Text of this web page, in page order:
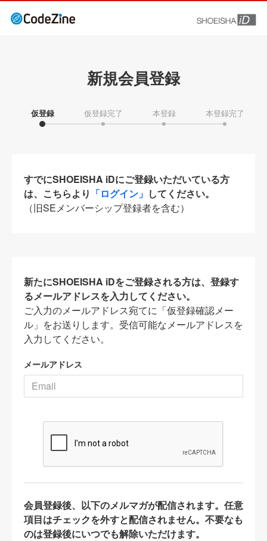
新規会員登録
仮登録 仮登録完了 本登録 本登録完了
すでにSHOEISHA iDにご登録いただいている方
は、こちらより 「ログイン」 してください。
（旧SEメンバーシップ登録者を含む）
新たにSHOEISHA iDをご登録される方は、登録す
るメールアドレスを入力してください。
ご入力のメールアドレス宛てに「仮登録確認メー
ル」をお送りします。受信可能なメールアドレスを
入力してください。
メールアドレス
会員登録後、以下のメルマガが配信されます。任意
項目はチェックを外すと配信されません。不要なも
のは登録後にいつでも解除いただけます。